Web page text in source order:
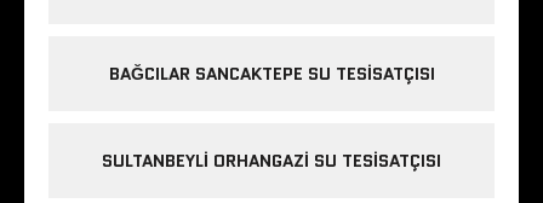
BAĞCILAR SANCAKTEPE SU TESISATÇISI
SULTANBEYLI ORHANGAZI SU TESISATÇISI